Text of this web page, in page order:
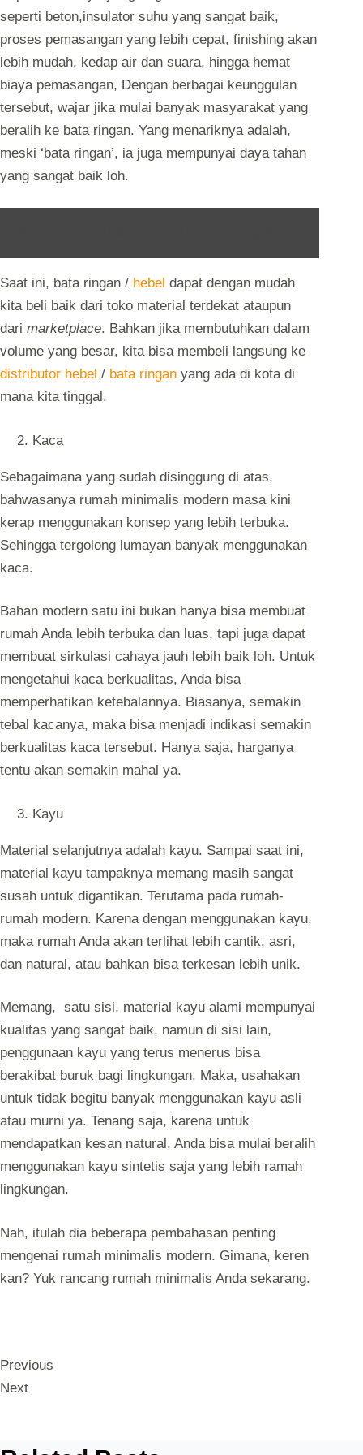
seperti beton,insulator suhu yang sangat baik,
proses pemasangan yang lebih cepat, finishing akan
lebih mudah, kedap air dan suara, hingga hemat
biaya pemasangan, Dengan berbagai keunggulan
tersebut, wajar jika mulai banyak masyarakat yang
beralih ke bata ringan. Yang menariknya adalah,
meski ‘bata ringan’, ia juga mempunyai daya tahan
yang sangat baik loh.
Saat ini, bata ringan / hebel dapat dengan mudah
kita beli baik dari toko material terdekat ataupun
dari marketplace. Bahkan jika membutuhkan dalam
volume yang besar, kita bisa membeli langsung ke
distributor hebel / bata ringan yang ada di kota di
mana kita tinggal.
Kaca
Sebagaimana yang sudah disinggung di atas,
bahwasanya rumah minimalis modern masa kini
kerap menggunakan konsep yang lebih terbuka.
Sehingga tergolong lumayan banyak menggunakan
kaca.
Bahan modern satu ini bukan hanya bisa membuat
rumah Anda lebih terbuka dan luas, tapi juga dapat
membuat sirkulasi cahaya jauh lebih baik loh. Untuk
mengetahui kaca berkualitas, Anda bisa
memperhatikan ketebalannya. Biasanya, semakin
tebal kacanya, maka bisa menjadi indikasi semakin
berkualitas kaca tersebut. Hanya saja, harganya
tentu akan semakin mahal ya.
Kayu
Material selanjutnya adalah kayu. Sampai saat ini,
material kayu tampaknya memang masih sangat
susah untuk digantikan. Terutama pada rumah-
rumah modern. Karena dengan menggunakan kayu,
maka rumah Anda akan terlihat lebih cantik, asri,
dan natural, atau bahkan bisa terkesan lebih unik.
Memang, satu sisi, material kayu alami mempunyai
kualitas yang sangat baik, namun di sisi lain,
penggunaan kayu yang terus menerus bisa
berakibat buruk bagi lingkungan. Maka, usahakan
untuk tidak begitu banyak menggunakan kayu asli
atau murni ya. Tenang saja, karena untuk
mendapatkan kesan natural, Anda bisa mulai beralih
menggunakan kayu sintetis saja yang lebih ramah
lingkungan.
Nah, itulah dia beberapa pembahasan penting
mengenai rumah minimalis modern. Gimana, keren
kan? Yuk rancang rumah minimalis Anda sekarang.
Previous
Next